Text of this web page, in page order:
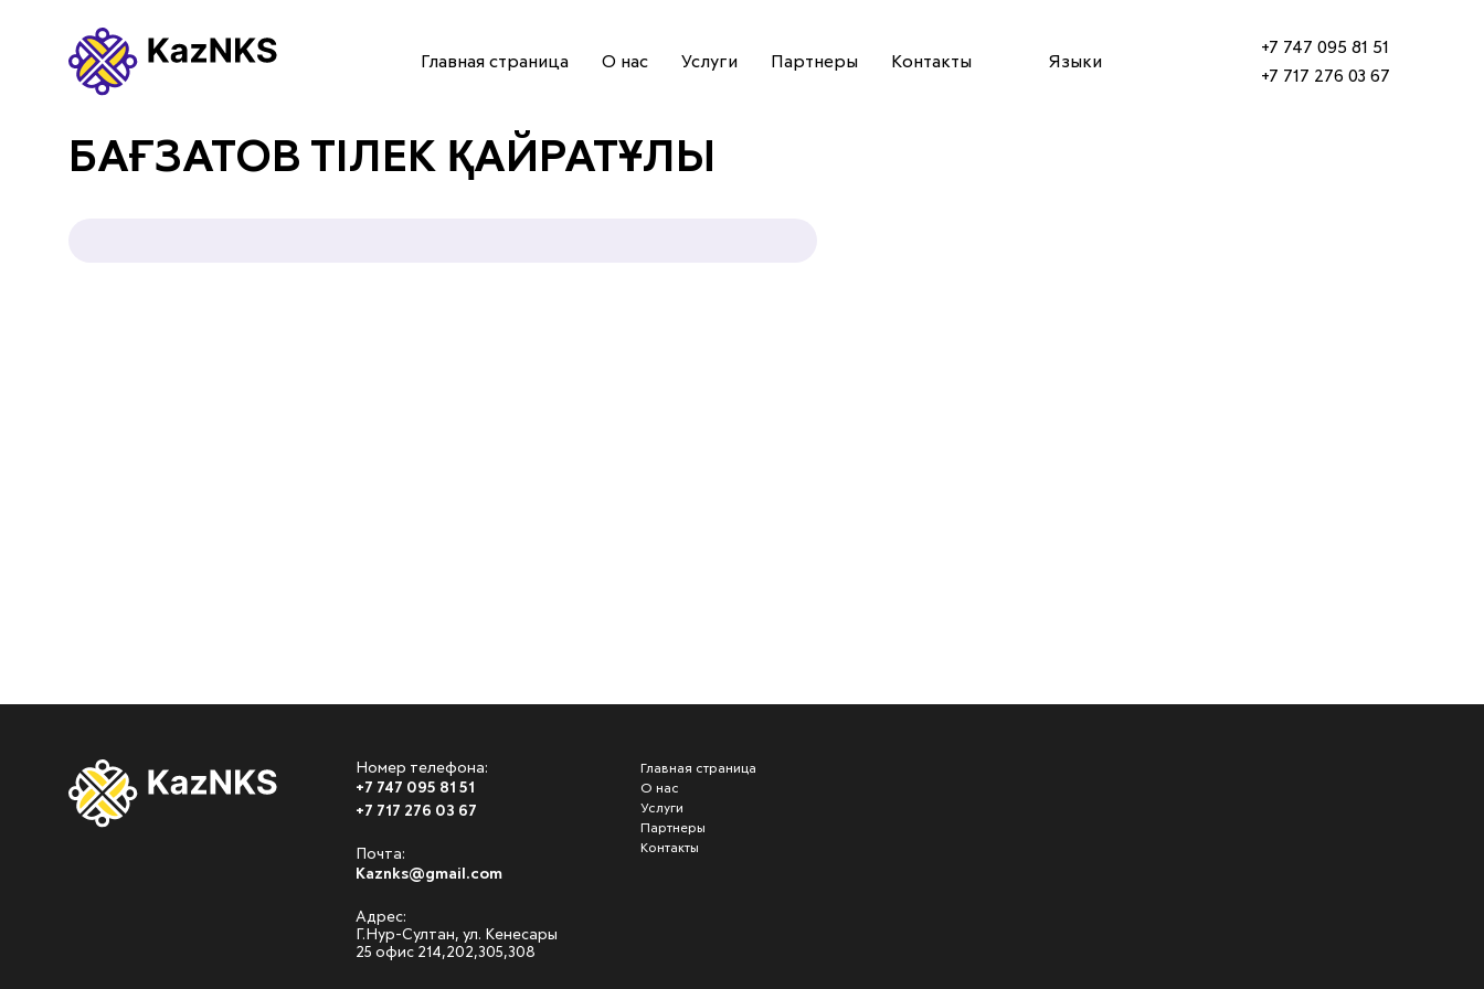
ГЛАВНАЯ СТРАНИЦА
Главная страница О нас Услуги Партнеры Контакты Языки
+7 747 095 81 51
+7 717 276 03 67
БАҒЗАТОВ ТІЛЕК ҚАЙРАТҰЛЫ
Номер телефона:
+7 747 095 81 51
+7 717 276 03 67
Почта:
Kaznks@gmail.com
Адрес:
Г.Нур-Султан, ул. Кенесары
25 офис 214,202,305,308
Главная страница
О нас
Услуги
Партнеры
Контакты